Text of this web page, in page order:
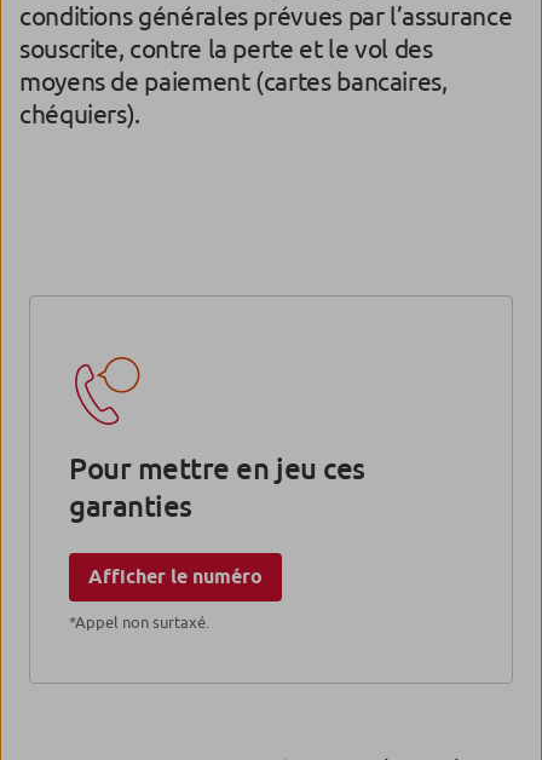
conditions générales prévues par l’assurance
souscrite, contre la perte et le vol des
moyens de paiement (cartes bancaires,
chéquiers).
Pour mettre en jeu ces
garanties
Afficher le numéro
*Appel non surtaxé.